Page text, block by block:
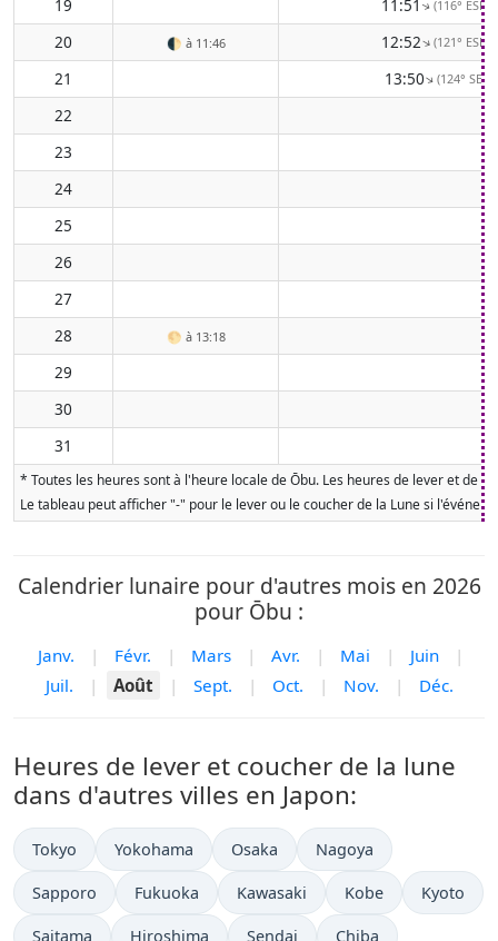
19 11:51 ↑(116° ESE)
20 🌓 à 11:46 12:52↑(121° ESE)
21 13:50↑(124° SE)
22
23
24
25
26
27
28
🌕 à 13:18
29
30
31
* Toutes les heures sont à l'heure locale de Ōbu. Les heures de lever et de
Le tableau peut afficher "-" pour le lever ou le coucher de la Lune si
Calendrier lunaire pour d'autres mois en 2026
pour Ōbu :
Janv. | Févr. | Mars | Avr. | Mai | Juin
|
Juil.
| Août | Sept. | Oct. | Nov. | Déc.
Heures de lever et coucher de la lune
dans d'autres villes en Japon:
Tokyo Yokohama Osaka Nagoya
Sapporo Fukuoka Kawasaki Kobe Kyoto
Saitama Hiroshima Sendai Chiba